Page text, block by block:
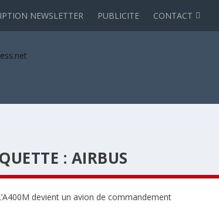
NEWSLETTER PUBLICITE CONTACT
: AIRBUS